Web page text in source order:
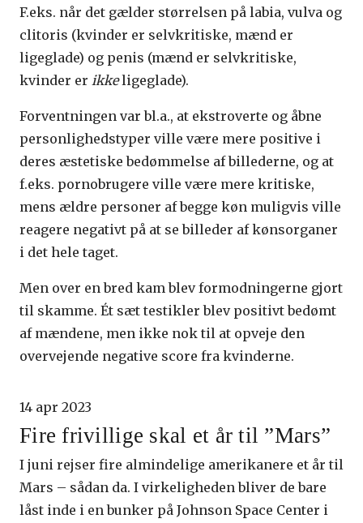
F.eks. når det gælder størrelsen på labia, vulva og
clitoris (kvinder er selvkritiske, mænd er
ligeglade) og penis (mænd er selvkritiske,
kvinder er ikkeligeglade).
Forventningen var bl.a., at ekstroverte og åbne
personlighedstyper ville være mere positive i
deres æstetiske bedømmelse af billederne, og at
f.eks. pornobrugere ville være mere kritiske,
mens ældre personer af begge køn muligvis ville
reagere negativt på at se billeder af kønsorganer
i det hele taget.
Men over en bred kam blev formodningerne gjort
til skamme. Ét sæt testikler blev positivt bedømt
af mændene, men ikke nok til at opveje den
overvejende negative score fra kvinderne.
14 apr 2023
Fire frivillige skal et år til ”Mars”
I juni rejser fire almindelige amerikanere et år til
Mars – sådan da. I virkeligheden bliver de bare
låst inde i en bunker på Johnson Space Center i